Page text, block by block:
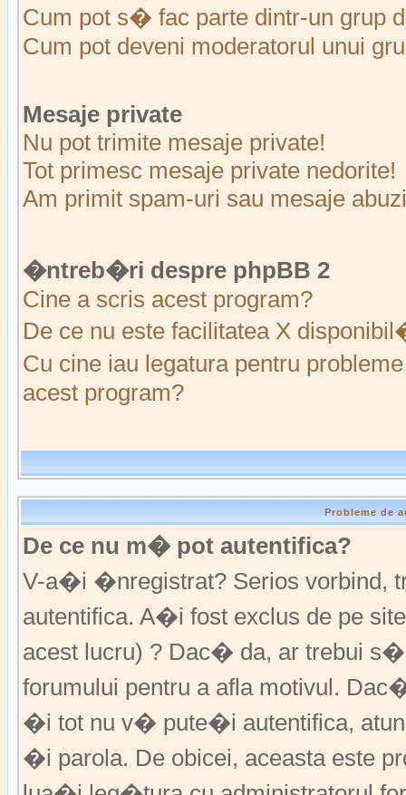
Cum pot s� fac parte dintr-un grup
Cum pot deveni moderatorul unui
Mesaje private
Nu pot trimite mesaje private!
Tot primesc mesaje private nedorite!
Am primit spam-uri sau mesaje
�ntreb�ri despre phpBB 2
Cine a scris acest program?
De ce nu este facilitatea X
Cu cine iau legatura pentru
acest program?
Probleme de
De ce nu m� pot autentifica?
V-a�i �nregistrat? Serios
autentifica. A�i fost exclus de pe
acest lucru) ? Dac� da, ar trebui
forumului pentru a afla motivul.
�i tot nu v� pute�i autentifica,
�i parola. De obicei, aceasta este